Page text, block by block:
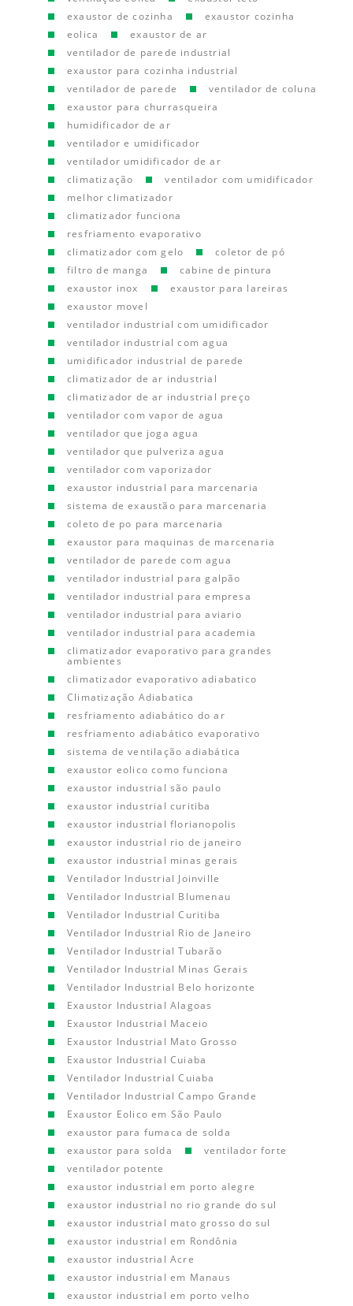
exaustor de cozinha
exaustor cozinha
eolica
exaustor de ar
ventilador de parede industrial
exaustor para cozinha industrial
ventilador de parede
ventilador de coluna
exaustor para churrasqueira
humidificador de ar
ventilador e umidificador
ventilador umidificador de ar
climatização
ventilador com umidificador
melhor climatizador
climatizador funciona
resfriamento evaporativo
climatizador com gelo
coletor de pó
filtro de manga
cabine de pintura
exaustor inox
exaustor para lareiras
exaustor movel
ventilador industrial com umidificador
ventilador industrial com agua
umidificador industrial de parede
climatizador de ar industrial
climatizador de ar industrial preço
ventilador com vapor de agua
ventilador que joga agua
ventilador que pulveriza agua
ventilador com vaporizador
exaustor industrial para marcenaria
sistema de exaustão para marcenaria
coleto de po para marcenaria
exaustor para maquinas de marcenaria
ventilador de parede com agua
ventilador industrial para galpão
ventilador industrial para empresa
ventilador industrial para aviario
ventilador industrial para academia
climatizador evaporativo para grandes
ambientes
climatizador evaporativo adiabatico
Climatização Adiabatica
resfriamento adiabático do ar
resfriamento adiabático evaporativo
sistema de ventilação adiabática
exaustor eolico como funciona
exaustor industrial são paulo
exaustor industrial curitiba
exaustor industrial florianopolis
exaustor industrial rio de janeiro
exaustor industrial minas gerais
Ventilador Industrial Joinville
Ventilador Industrial Blumenau
Ventilador Industrial Curitiba
Ventilador Industrial Rio de Janeiro
Ventilador Industrial Tubarão
Ventilador Industrial Minas Gerais
Ventilador Industrial Belo horizonte
Exaustor Industrial Alagoas
Exaustor Industrial Maceio
Exaustor Industrial Mato Grosso
Exaustor Industrial Cuiaba
Ventilador Industrial Cuiaba
Ventilador Industrial Campo Grande
Exaustor Eolico em São Paulo
exaustor para fumaca de solda
exaustor para solda
ventilador forte
ventilador potente
exaustor industrial em porto alegre
exaustor industrial no rio grande do sul
exaustor industrial mato grosso do sul
exaustor industrial em Rondônia
exaustor industrial Acre
exaustor industrial em Manaus
exaustor industrial em porto velho